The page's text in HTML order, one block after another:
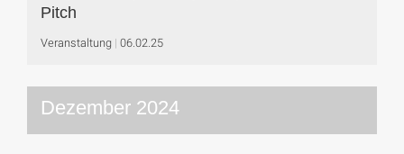
Pitch
Veranstaltung 06.02.25
Dezember 2024